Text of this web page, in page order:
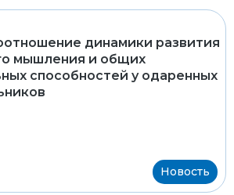
динамики развития
мышления и общих
способностей у одаренных
Новость